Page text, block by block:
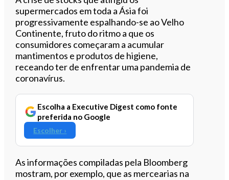
supermercados em toda a Ásia foi
progressivamente espalhando-se ao Velho
Continente, fruto do ritmo a que os
consumidores começaram a acumular
mantimentos e produtos de higiene,
receando ter de enfrentar uma pandemia de
coronavírus.
Escolha a Executive Digest como fonte
preferida no Google
Escolher ›
As informações compiladas pela Bloomberg
mostram, por exemplo, que as mercearias na